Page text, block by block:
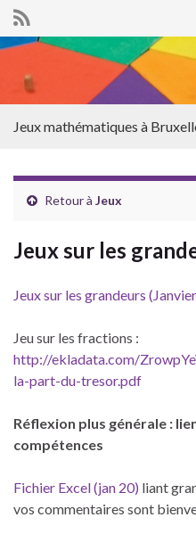
Search for:
Jeux mathématiques à
Retour à Jeux
Jeux sur les
Jeux sur les grandeurs
Jeu sur les fractions :
http://ekladata.com/
la-part-du-tresor.pdf
Réflexion plus générale :
compétences
Fichier Excel (jan 20) liant
vos commentaires sont